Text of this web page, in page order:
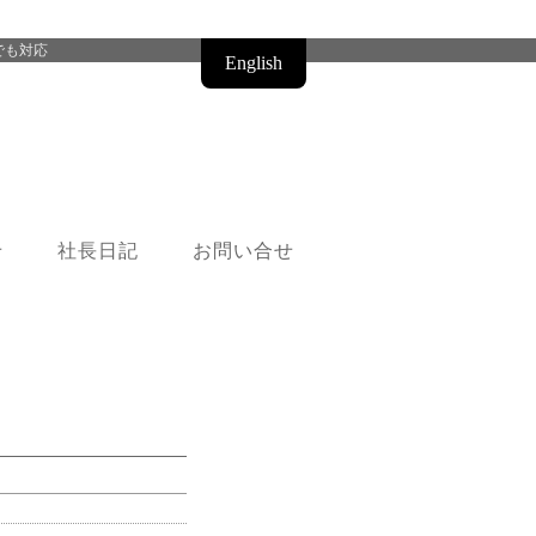
も対応
English
社長日記 お問い合せ